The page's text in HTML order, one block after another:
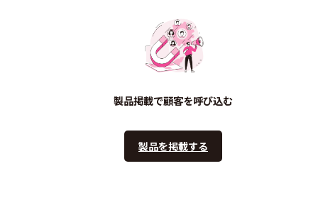
製品掲載で顧客を呼び込む
製品を掲載する